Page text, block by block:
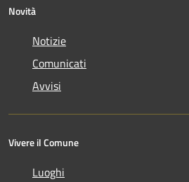
Novità
Notizie
Comunicati
Avvisi
Vivere il Comune
Luoghi